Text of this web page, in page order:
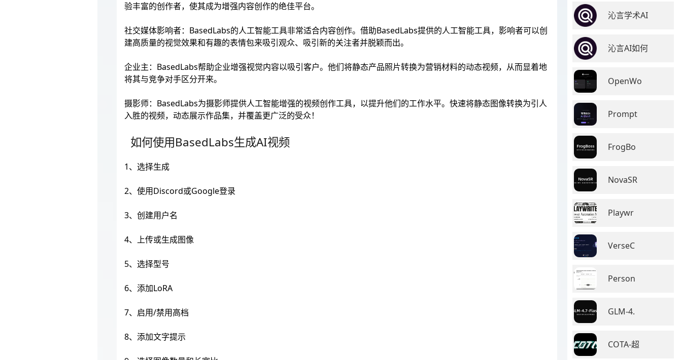
验丰富的创作者，使其成为增强内容创作的绝佳平台。
社交媒体影响者：BasedLabs的人工智能工具非常适合内容创作。借助BasedLabs提供的人工智能工具，影响者可以创
建高质量的视觉效果和有趣的表情包来吸引观众、吸引新的关注者并脱颖而出。
企业主：BasedLabs帮助企业增强视觉内容以吸引客户。他们将静态产品照片转换为营销材料的动态视频，从而显着地
将其与竞争对手区分开来。
摄影师：BasedLabs为摄影师提供人工智能增强的视频创作工具，以提升他们的工作水平。快速将静态图像转换为引人
入胜的视频，动态展示作品集，并覆盖更广泛的受众！
如何使用BasedLabs生成AI视频
1、选择生成
2、使用Discord或Google登录
3、创建用户名
4、上传或生成图像
5、选择型号
6、添加LoRA
7、启用/禁用高档
8、添加文字提示
沁言学术AI
沁言AI如何
OpenWo
Prompt
FrogBo
NovaSR
Playwr
VerseC
Person
GLM-4.
COTA-超